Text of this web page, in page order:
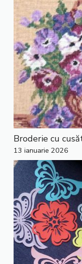
Broderie cu
13 ianuarie 2026